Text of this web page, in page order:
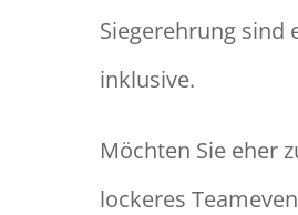
Siegerehrung sind
inklusive.
Möchten Sie eher
lockeres